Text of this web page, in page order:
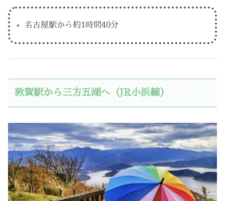
名古屋駅から約1時間40分
敦賀駅から三方五湖へ（JR小浜線）